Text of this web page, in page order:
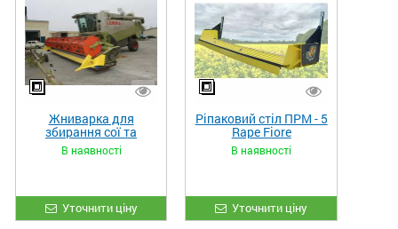
Жниварка для
збирання сої та
гороху «ETTARO»
В наявності
Уточнити ціну
Ріпаковий стіл ПРМ - 5
Rape Fiore
В наявності
Уточнити ціну